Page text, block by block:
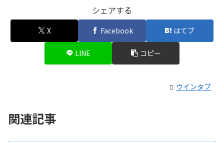
シェアする
X Facebook はてブ
LINE コピー
ウインタブ
関連記事